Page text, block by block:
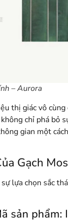
– Aurora
thị giác vô
chỉ phá bỏ
gian một
Gạch
lựa chọn sắc
sản phẩm: